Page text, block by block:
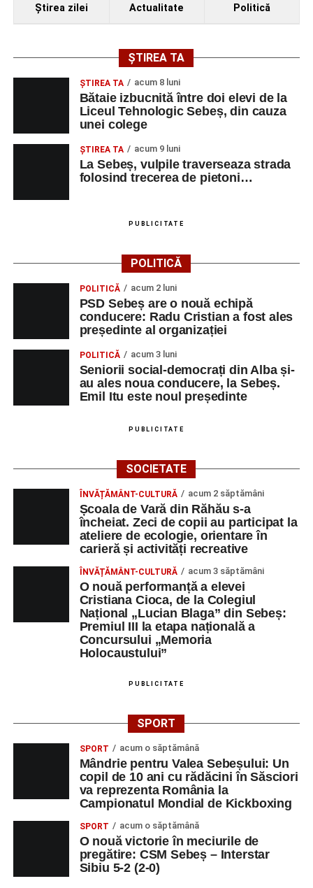
Ştirea zilei Actualitate Politică
ȘTIREA TA
ŞTIREA TA acum 8 luni
Bătaie izbucnită între doi elevi de la
Liceul Tehnologic Sebeș, din cauza
unei colege
ŞTIREA TA acum 9 luni
La Sebeș, vulpile traverseaza strada
folosind trecerea de pietoni…
PUBLICITATE
POLITICĂ
POLITICĂ acum 2 luni
PSD Sebeș are o nouă echipă
conducere: Radu Cristian a fost ales
președinte al organizației
POLITICĂ acum 3 luni
Seniorii social-democrați din Alba și-
au ales noua conducere, la Sebeș.
Emil Itu este noul președinte
PUBLICITATE
SOCIETATE
ÎNVĂȚĂMÂNT-CULTURĂ acum 2 săptămâni
Școala de Vară din Răhău s-a
încheiat. Zeci de copii au participat la
ateliere de ecologie, orientare în
carieră și activități recreative
ÎNVĂȚĂMÂNT-CULTURĂ acum 3 săptămâni
O nouă performanță a elevei
Cristiana Cioca, de la Colegiul
Național „Lucian Blaga” din Sebeș:
Premiul III la etapa națională a
Concursului „Memoria
Holocaustului”
PUBLICITATE
SPORT
SPORT acum o săptămână
Mândrie pentru Valea Sebeșului: Un
copil de 10 ani cu rădăcini în Săsciori
va reprezenta România la
Campionatul Mondial de Kickboxing
SPORT acum o săptămână
O nouă victorie în meciurile de
pregătire: CSM Sebeș – Interstar
Sibiu 5-2 (2-0)